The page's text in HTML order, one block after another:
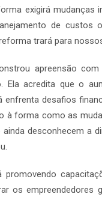
exigirá mudanças
de custos
trará para
apreensão
Ela acredita que o
enfrenta desafios
à forma como as
desconhecem a
promovendo
os empreendedores